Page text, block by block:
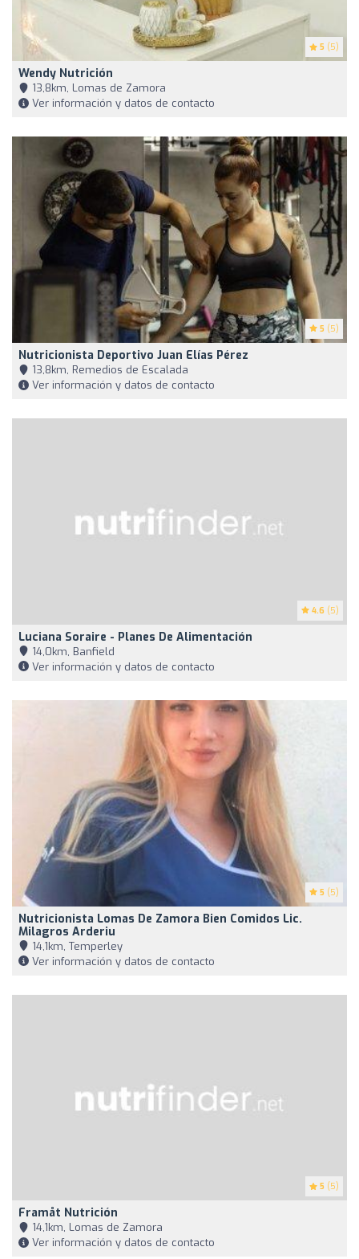
5 (5)
Wendy Nutrición
13,8km, Lomas de Zamora
Ver información y datos de contacto
5 (5)
Nutricionista Deportivo Juan Elías Pérez
13,8km, Remedios de Escalada
Ver información y datos de contacto
4.6 (5)
Luciana Soraire - Planes De Alimentación
14,0km, Banfield
Ver información y datos de contacto
5 (5)
Nutricionista Lomas De Zamora Bien Comidos Lic.
Milagros Arderiu
14,1km, Temperley
Ver información y datos de contacto
5 (5)
Framåt Nutrición
14,1km, Lomas de Zamora
Ver información y datos de contacto